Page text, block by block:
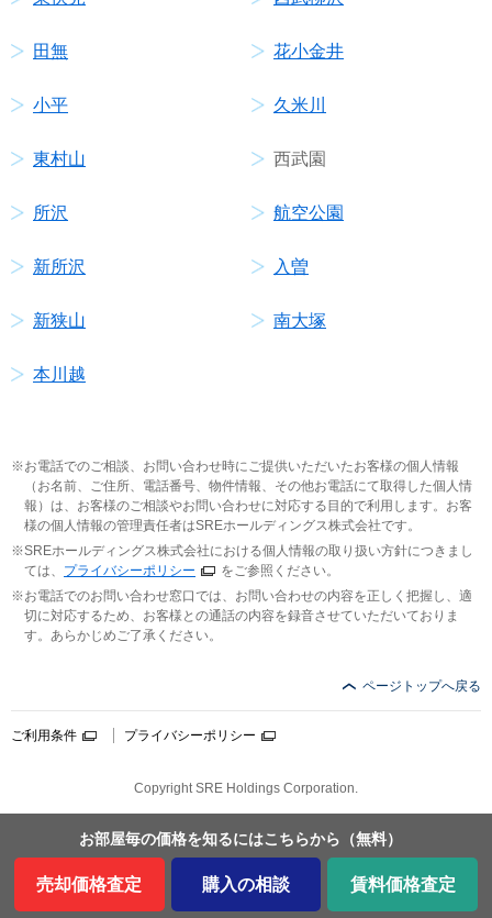
田無 花小金井
小平 久米川
東村山 西武園
所沢 航空公園
新所沢 入曽
新狭山 南大塚
本川越
お部屋毎の価格を知るにはこちらから （無料）
売却価格査定 購入の相談 賃料価格査定
お電話でのご相談、お問い合わせ時にご提供いただいたお客様の個人情報
（お名前、ご住所、電話番号、物件情報、その他お電話にて取得した個人情
報）は、お客様のご相談やお問い合わせに対応する目的で利用します。お客
様の個人情報の管理責任者はSREホールディングス株式会社です。
SREホールディングス株式会社における個人情報の取り扱い方針につきまし
ては、 プライバシーポリシー
をご参照ください。
お電話でのお問い合わせ窓口では、お問い合わせの内容を正しく把握し、適
切に対応するため、お客様との通話の内容を録音させていただいておりま
す。あらかじめご了承ください。
ページトップへ戻る
ご利用条件 プライバシーポリシー
Copyright SRE Holdings Corporation.